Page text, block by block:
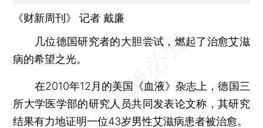
《财新周刊》 记者 戴廉
几位德国研究者的大胆尝试，燃起了治愈艾滋
病的希望之光。
在2010年12月的美国《血液》杂志上，德国三
所大学医学部的研究人员共同发表论文称，其研究
结果有力地证明一位43岁男性艾滋病患者被治愈。